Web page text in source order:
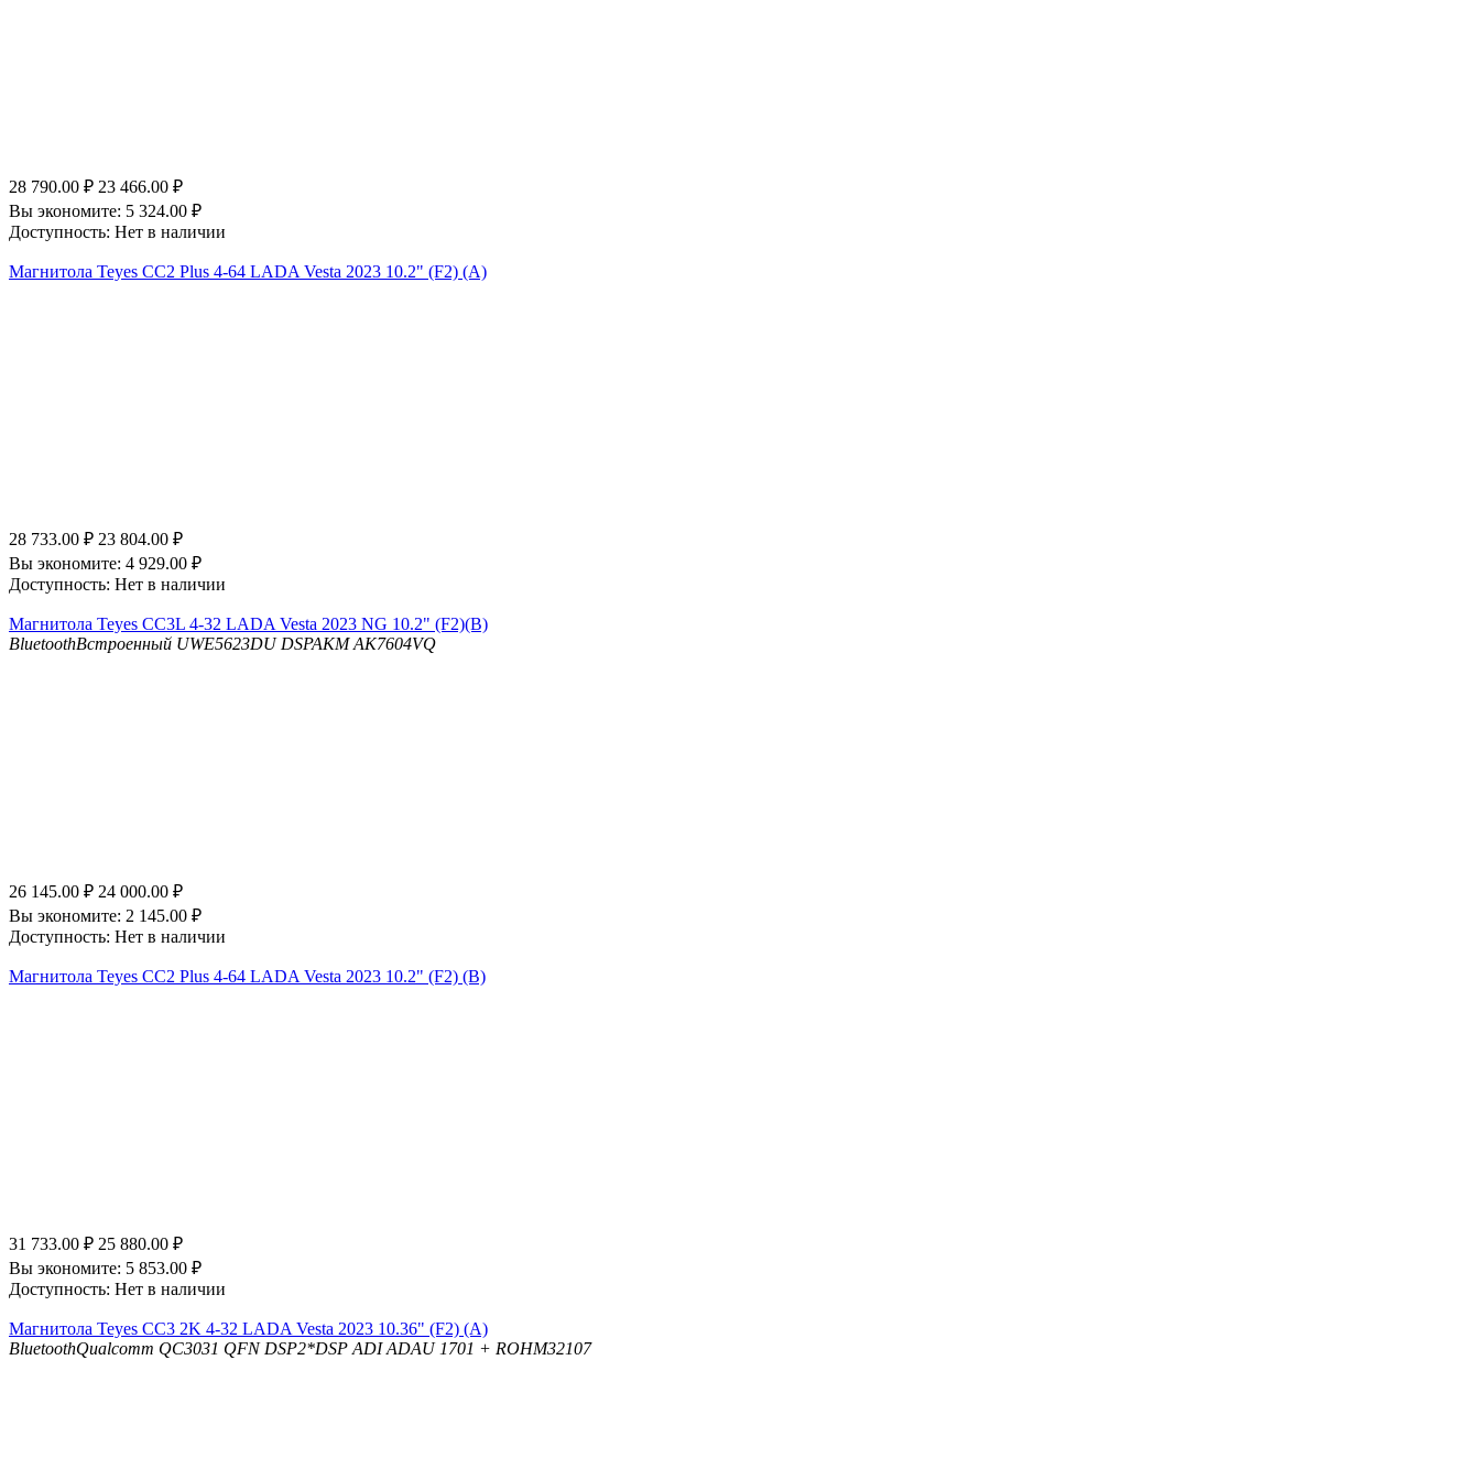
28 790.00 ₽ 23 466.00 ₽
Вы экономите: 5 324.00 ₽
Доступность: Нет в наличии
Магнитола Teyes CC2 Plus 4-64 LADA Vesta 2023 10.2" (F2) (A)
28 733.00 ₽ 23 804.00 ₽
Вы экономите: 4 929.00 ₽
Доступность: Нет в наличии
Магнитола Teyes CC3L 4-32 LADA Vesta 2023 NG 10.2" (F2)(B)
BluetoothВстроенный UWE5623DU DSPAKM AK7604VQ
26 145.00 ₽ 24 000.00 ₽
Вы экономите: 2 145.00 ₽
Доступность: Нет в наличии
Магнитола Teyes CC2 Plus 4-64 LADA Vesta 2023 10.2" (F2) (B)
31 733.00 ₽ 25 880.00 ₽
Вы экономите: 5 853.00 ₽
Доступность: Нет в наличии
Магнитола Teyes CC3 2K 4-32 LADA Vesta 2023 10.36" (F2) (A)
BluetoothQualcomm QC3031 QFN DSP2*DSP ADI ADAU 1701 + ROHM32107